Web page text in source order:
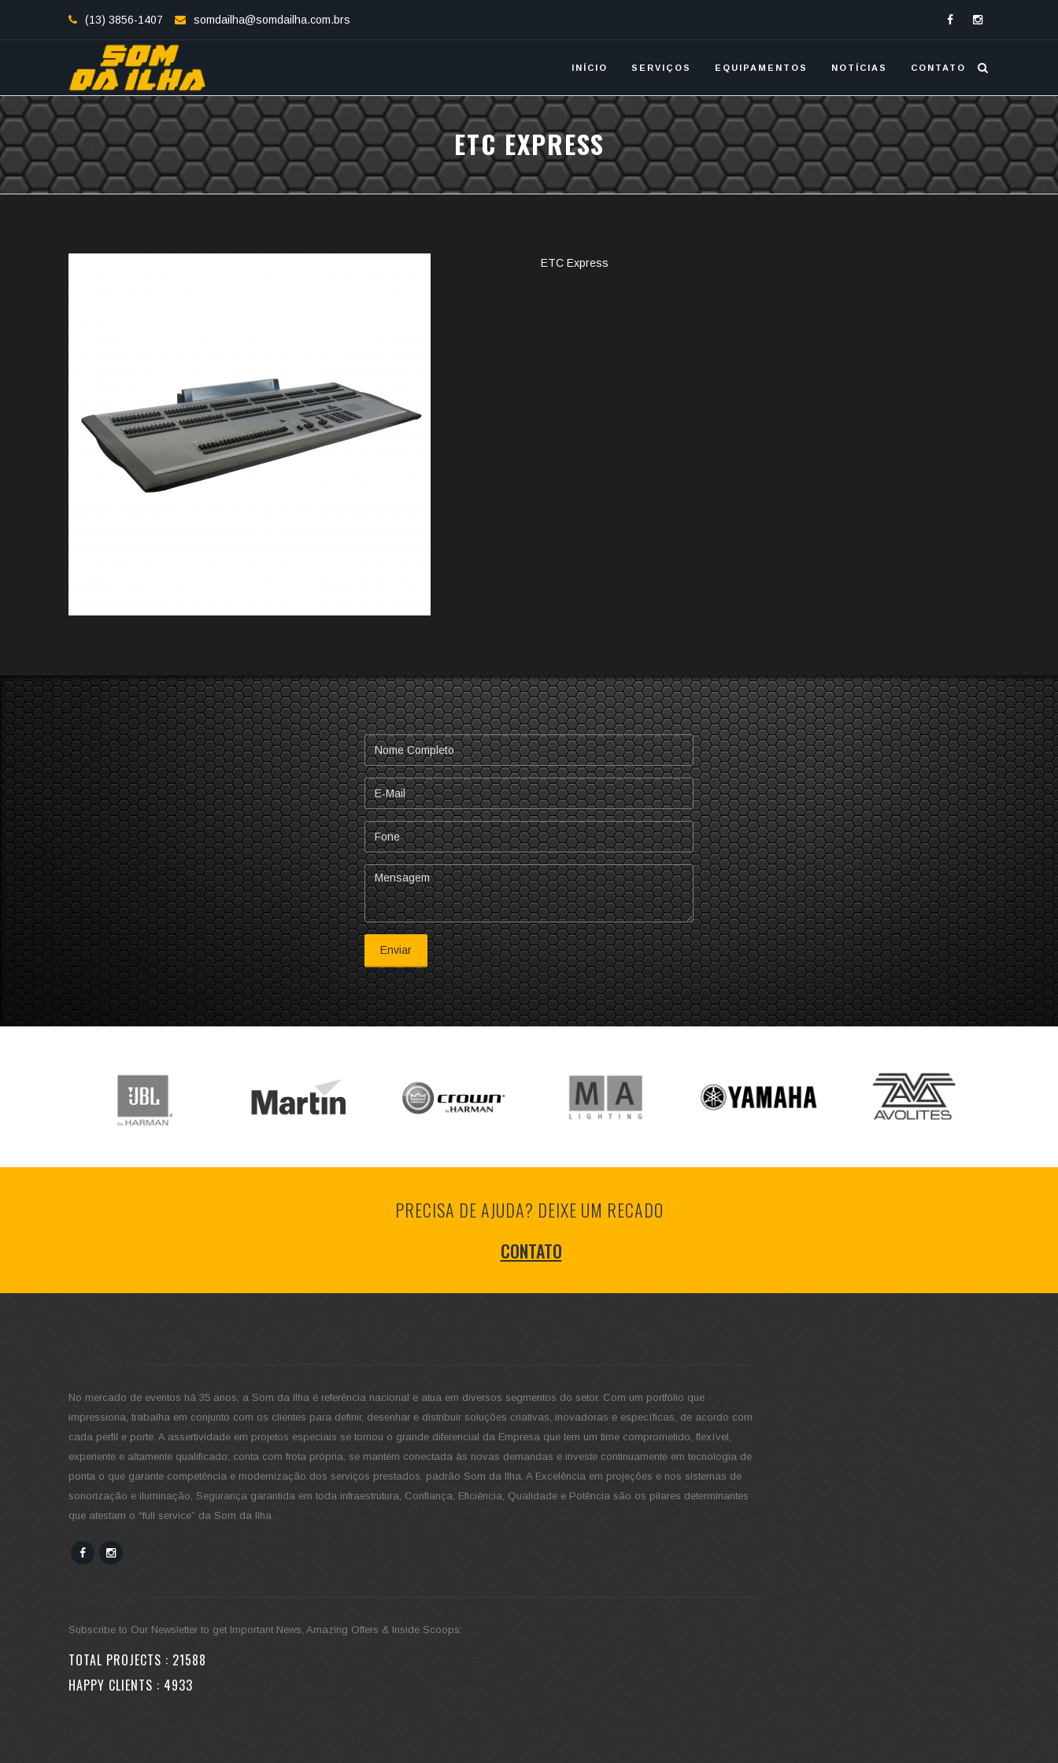
(13) 3856-1407 somdailha@somdailha.com.brs
INÍCIO SERVIÇOS EQUIPAMENTOS NOTÍCIAS CONTATO
ETC EXPRESS
ETC Express
Nome
Completo
E-
mail
Fone
Mensagem
Enviar
PRECISA DE AJUDA? DEIXE UM RECADO
CONTATO
No mercado de eventos há 35 anos, a Som da Ilha é referência nacional e atua em diversos segmentos do setor. Com um portfólio que
impressiona, trabalha em conjunto com os clientes para definir, desenhar e distribuir soluções criativas, inovadoras e específicas, de acordo com
cada perfil e porte. A assertividade em projetos especiais se tornou o grande diferencial da Empresa que tem um time comprometido, flexível,
experiente e altamente qualificado; conta com frota própria, se mantém conectada às novas demandas e investe continuamente em tecnologia de
ponta o que garante competência e modernização dos serviços prestados, padrão Som da Ilha. A Excelência em projeções e nos sistemas de
sonorização e iluminação, Segurança garantida em toda infraestrutura, Confiança, Eficiência, Qualidade e Potência são os pilares determinantes
que atestam o “full service” da Som da Ilha.
Subscribe to Our Newsletter to get Important News, Amazing Offers & Inside Scoops:
TOTAL PROJECTS : 29788
HAPPY CLIENTS : 6804